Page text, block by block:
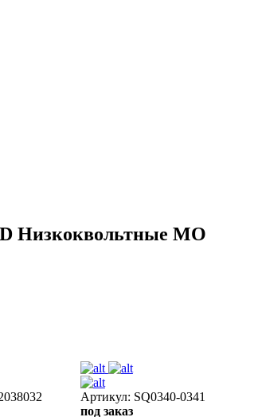
Низкоквольтные МО
Артикул: SQ0340-0341
под заказ